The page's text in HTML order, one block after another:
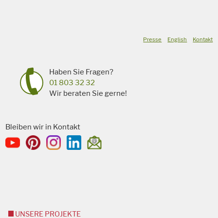
Presse English Kontakt
Haben Sie Fragen?
01 803 32 32
Wir beraten Sie gerne!
Bleiben wir in Kontakt
UNSERE PROJEKTE